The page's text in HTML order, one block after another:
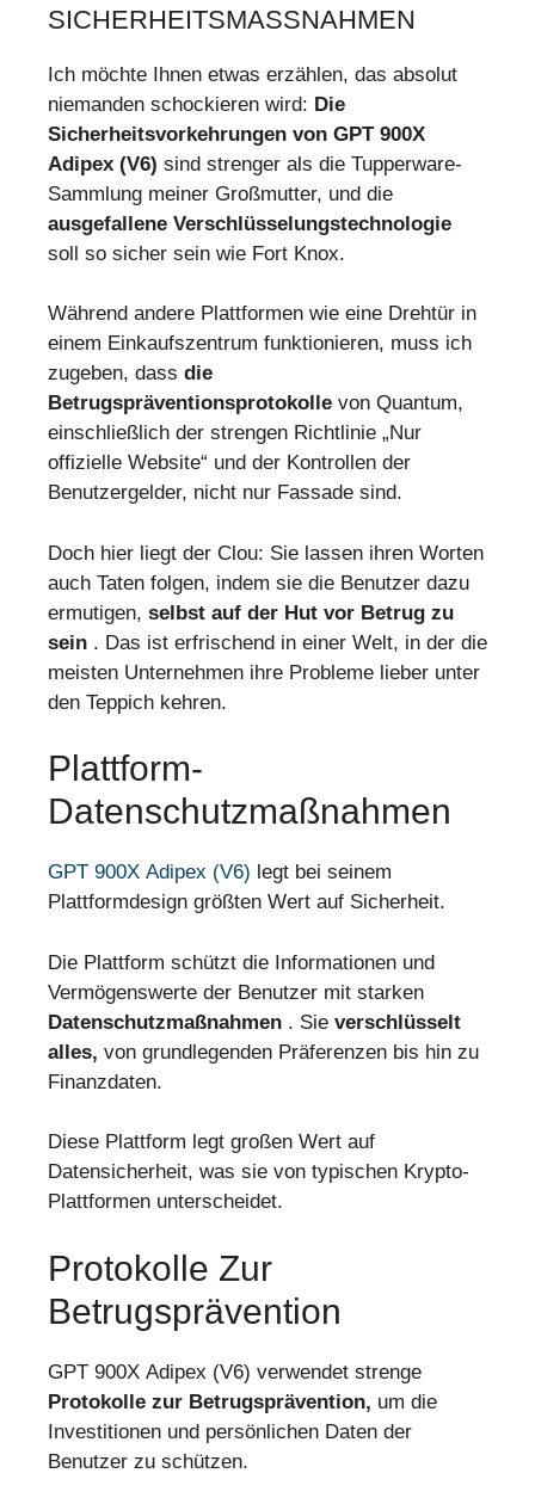
SICHERHEITSMASSNAHMEN
Ich möchte Ihnen etwas erzählen, das absolut
niemanden schockieren wird: Die
Sicherheitsvorkehrungen von GPT 900X
Adipex (V6) sind strenger als die Tupperware-
Sammlung meiner Großmutter, und die
ausgefallene Verschlüsselungstechnologie
soll so sicher sein wie Fort Knox.
Während andere Plattformen wie eine Drehtür in
einem Einkaufszentrum funktionieren, muss ich
zugeben, dass die
Betrugspräventionsprotokolle von Quantum,
einschließlich der strengen Richtlinie „Nur
offizielle Website“ und der Kontrollen der
Benutzergelder, nicht nur Fassade sind.
Doch hier liegt der Clou: Sie lassen ihren Worten
auch Taten folgen, indem sie die Benutzer dazu
ermutigen, selbst auf der Hut vor Betrug zu
sein . Das ist erfrischend in einer Welt, in der die
meisten Unternehmen ihre Probleme lieber unter
den Teppich kehren.
Plattform-
Datenschutzmaßnahmen
GPT 900X Adipex (V6) legt bei seinem
Plattformdesign größten Wert auf Sicherheit.
Die Plattform schützt die Informationen und
Vermögenswerte der Benutzer mit starken
Datenschutzmaßnahmen . Sie verschlüsselt
alles, von grundlegenden Präferenzen bis hin zu
Finanzdaten.
Diese Plattform legt großen Wert auf
Datensicherheit, was sie von typischen Krypto-
Plattformen unterscheidet.
Protokolle Zur
Betrugsprävention
GPT 900X Adipex (V6) verwendet strenge
Protokolle zur Betrugsprävention, um die
Investitionen und persönlichen Daten der
Benutzer zu schützen.